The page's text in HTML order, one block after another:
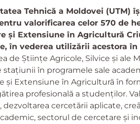
Tehnică a Moldovei (UTM)
valorificarea celor 570 de
și Extensiune în Agricultură
în vederea utilizării acestora
de Științe Agricole, Silvice și ale
stațiunii în programele sale
și Extensiune în Agricultură în
profesională a studenților.
dezvoltarea cercetării aplicate,
sectorul de cercetare și